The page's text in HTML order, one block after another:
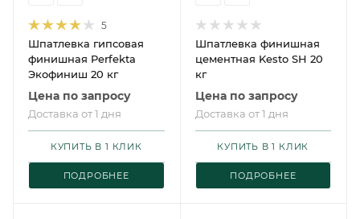
5
Шпатлевка гипсовая
финишная Perfekta
Экофиниш 20 кг
Цена по запросу
Доставка от 1 дня
ПОДРОБНЕЕ
КУПИТЬ В 1 КЛИК
Шпатлевка финишная
цементная Kesto SH 20
кг
Цена по запросу
Доставка от 1 дня
ПОДРОБНЕЕ
КУПИТЬ В 1 КЛИК